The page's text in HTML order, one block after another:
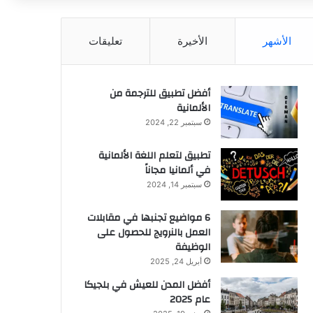
الأشهر الأخيرة تعليقات
أفضل تطبيق للترجمة من
الألمانية
سبتمبر 22, 2024
تطبيق لتعلم اللغة الألمانية
في ألمانيا مجاناً
سبتمبر 14, 2024
6 مواضيع تجنبها في مقابلات
العمل بالنرويج للحصول على
الوظيفة
أبريل 24, 2025
أفضل المدن للعيش في بلجيكا
عام 2025